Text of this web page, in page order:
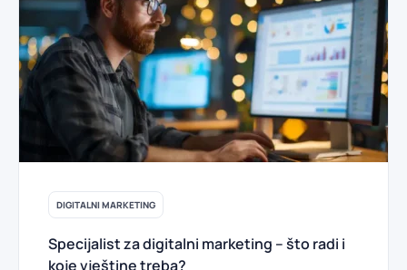
DIGITALNI MARKETING
Specijalist za digitalni marketing – što radi i
koje vještine treba?